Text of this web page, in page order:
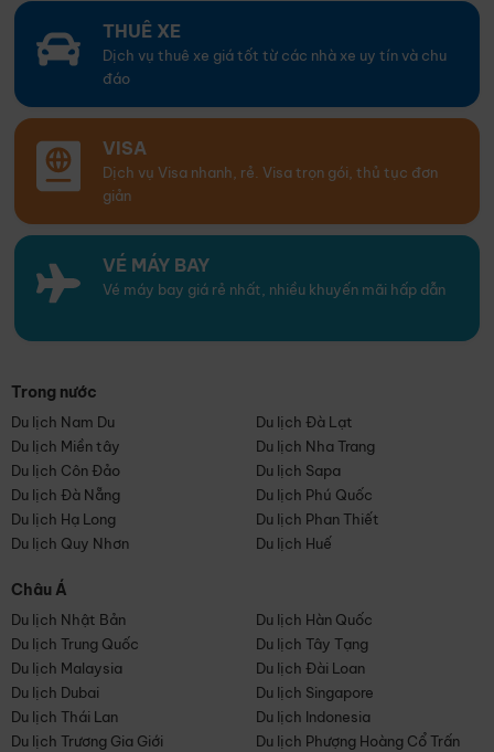
THUÊ XE
Dịch vụ thuê xe giá tốt từ các nhà xe uy tín và chu
đáo
VISA
Dịch vụ Visa nhanh, rẻ. Visa trọn gói, thủ tục đơn
giản
VÉ MÁY BAY
Vé máy bay giá rẻ nhất, nhiều khuyến mãi hấp dẫn
Trong nước
Du lịch Nam Du
Du lịch Đà Lạt
Du lịch Miền tây
Du lịch Nha Trang
Du lịch Côn Đảo
Du lịch Sapa
Du lịch Đà Nẵng
Du lịch Phú Quốc
Du lịch Hạ Long
Du lịch Phan Thiết
Du lịch Quy Nhơn
Du lịch Huế
Châu Á
Du lịch Nhật Bản
Du lịch Hàn Quốc
Du lịch Trung Quốc
Du lịch Tây Tạng
Du lịch Malaysia
Du lịch Đài Loan
Du lịch Dubai
Du lịch Singapore
Du lịch Thái Lan
Du lịch Indonesia
Du lịch Trương Gia Giới
Du lịch Phượng Hoàng Cổ Trấn